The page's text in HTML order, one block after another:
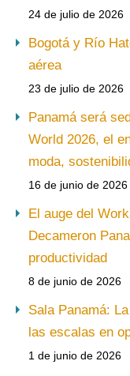
24 de julio de 2026
Bogotá y Río
aérea
23 de julio de 2026
Panamá será
World 2026, el
moda,
16 de junio de 2026
El auge del
Decameron
productividad
8 de junio de 2026
Sala Panamá:
las escalas en
1 de junio de 2026